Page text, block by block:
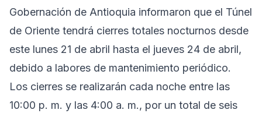
Gobernación de Antioquia informaron que el Túnel
de Oriente tendrá cierres totales nocturnos desde
este lunes 21 de abril hasta el jueves 24 de abril,
debido a labores de mantenimiento periódico.
Los cierres se realizarán cada noche entre las
10:00 p. m. y las 4:00 a. m., por un total de seis